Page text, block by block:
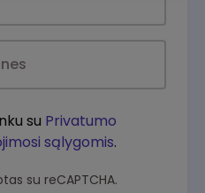
su Privatumo
sąlygomis.
su reCAPTCHA.